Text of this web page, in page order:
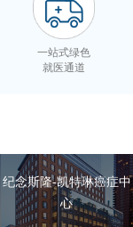
一站式绿色
就医通道
纪念斯隆-凯特琳癌症中
心